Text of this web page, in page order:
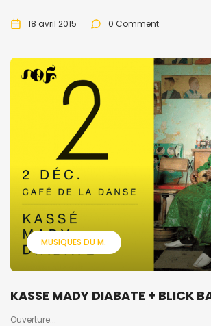
18 avril 2015 0 Comment
MUSIQUES DU M.
KASSE MADY DIABATE + BLICK
Ouverture...